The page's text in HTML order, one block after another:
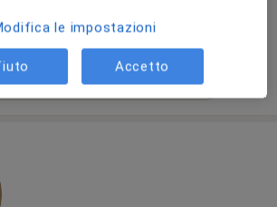
le prenotazioni online
le impostazioni
Accetto